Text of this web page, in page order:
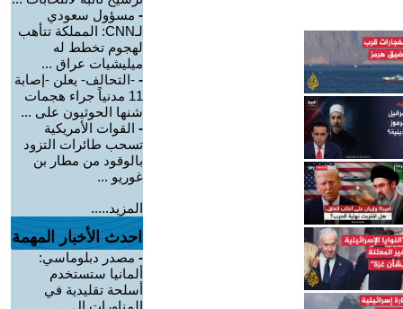
- مسؤول سعودي
لـCNN: المملكة تتأهب
لهجوم تخطط له
ميليشيات عراق ...
- -التحالف- يعلن -إصابة
11 مدنياً جراء هجمات
شنها الحوثيون على ...
- القوات الأمريكية
تسحب طائرات التزود
بالوقود من مطار بن
غوريو ...
المزيد.....
احدث الأخبار المهمة
- مصدر دبلوماسي:
ألمانيا ستستخدم
أسلحة تقليدية في
المناورات ال ...